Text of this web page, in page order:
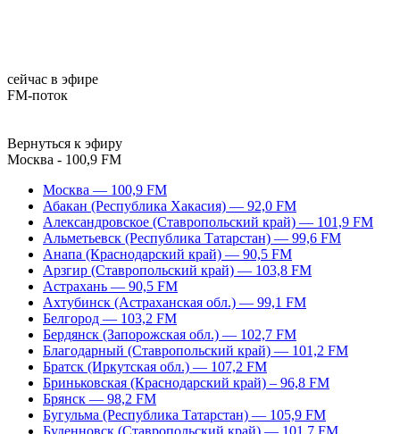
сейчас в эфире
FM-поток
Вернуться к эфиру
Москва - 100,9 FM
Москва — 100,9 FM
Абакан (Республика Хакасия) — 92,0 FM
Александровское (Ставропольский край) — 101,9 FM
Альметьевск (Республика Татарстан) — 99,6 FM
Анапа (Краснодарский край) — 90,5 FM
Арзгир (Ставропольский край) — 103,8 FM
Астрахань — 90,5 FM
Ахтубинск (Астраханская обл.) — 99,1 FM
Белгород — 103,2 FM
Бердянск (Запорожская обл.) — 102,7 FM
Благодарный (Ставропольский край) — 101,2 FM
Братск (Иркутская обл.) — 107,2 FM
Бриньковская (Краснодарский край) – 96,8 FM
Брянск — 98,2 FM
Бугульма (Республика Татарстан) — 105,9 FM
Буденновск (Ставропольский край) — 101,7 FM